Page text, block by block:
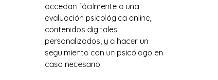
accedan fácilmente a una
evaluación psicológica online,
contenidos digitales
personalizados, y a hacer un
seguimiento con un psicólogo en
caso necesario.